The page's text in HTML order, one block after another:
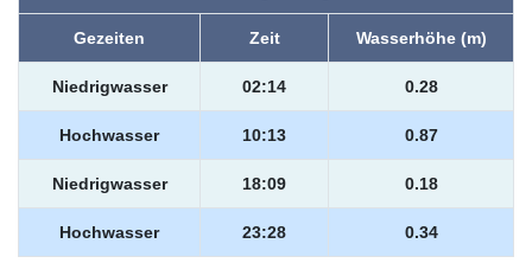
Gezeiten Zeit Wasserhöhe (m)
Niedrigwasser 02:14 0.28
Hochwasser 10:13 0.87
Niedrigwasser 18:09 0.18
Hochwasser 23:28 0.34